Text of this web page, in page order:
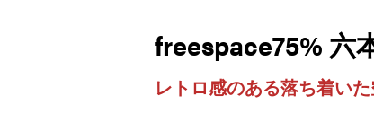
freespace75% 六
レトロ感のある落ち着い